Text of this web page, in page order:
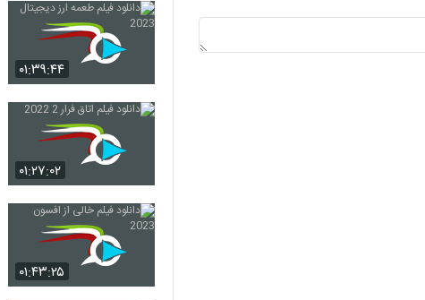
۰۱:۳۹:۴۴
۰۱:۲۷:۰۲
۰۱:۴۳:۲۵